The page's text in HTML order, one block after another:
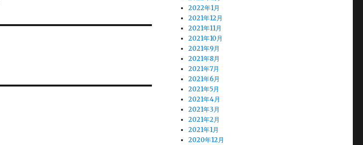
2022年1月
2021年12月
2021年11月
2021年10月
2021年9月
2021年8月
2021年7月
2021年6月
2021年5月
2021年4月
2021年3月
2021年2月
2021年1月
2020年12月